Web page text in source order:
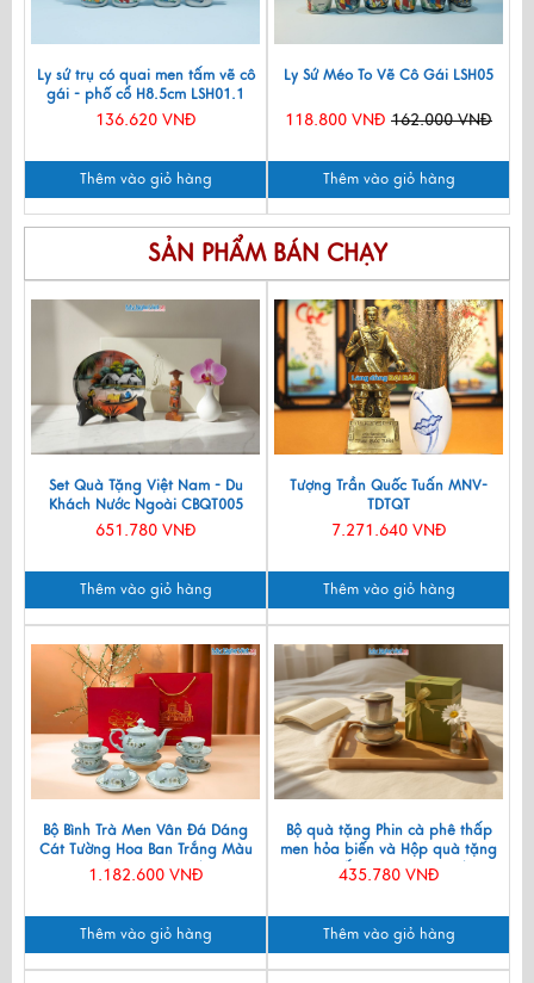
Ly sứ trụ có quai men tấm vẽ cô
gái - phố cổ H8.5cm LSH01.1
136.620 VNĐ
Thêm vào giỏ hàng
Ly Sứ Méo To Vẽ Cô Gái LSH05
118.800 VNĐ 162.000 VNĐ
Thêm vào giỏ hàng
SẢN PHẨM BÁN CHẠY
Set Quà Tặng Việt Nam - Du
Khách Nước Ngoài CBQT005
651.780 VNĐ
Thêm vào giỏ hàng
Tượng Trần Quốc Tuấn MNV-
TDTQT
7.271.640 VNĐ
Thêm vào giỏ hàng
Bộ Bình Trà Men Vân Đá Dáng
Cát Tường Hoa Ban Trắng Màu
Xanh Lam VBT12/8
1.182.600 VNĐ
Thêm vào giỏ hàng
Bộ quà tặng Phin cà phê thấp
men hỏa biến và Hộp quà tặng
cao cấp MNV-CFVH03/2
435.780 VNĐ
Thêm vào giỏ hàng